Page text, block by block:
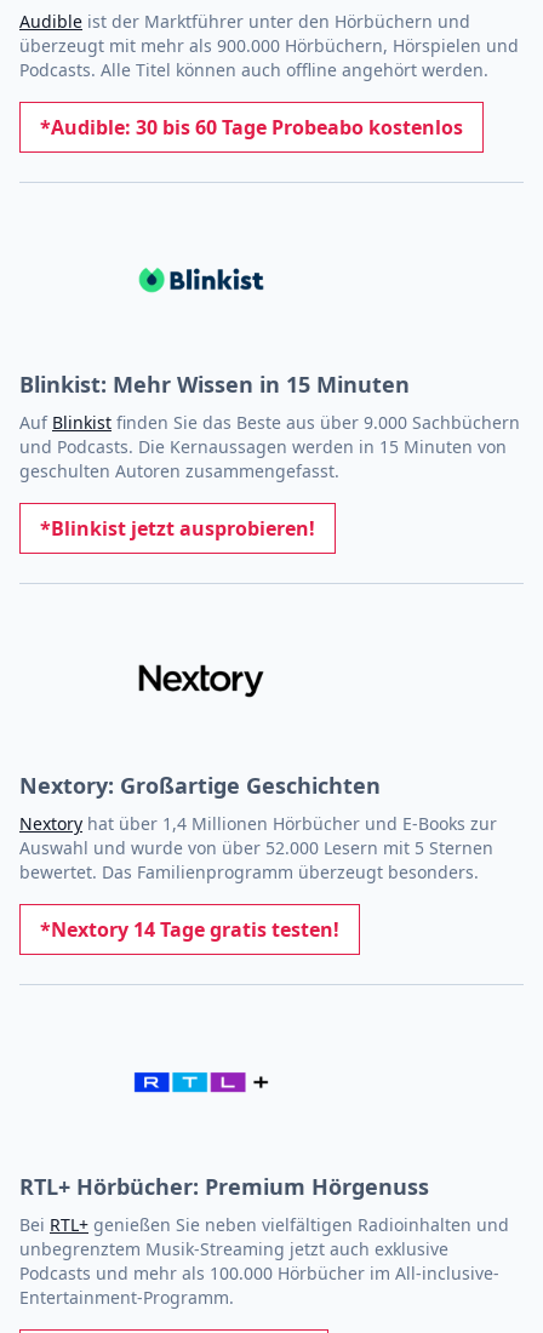
Audible ist der Marktführer unter den Hörbüchern und
überzeugt mit mehr als 900.000 Hörbüchern, Hörspielen und
Podcasts. Alle Titel können auch offline angehört werden.
*Audible: 30 bis 60 Tage Probeabo kostenlos
Blinkist: Mehr Wissen in 15 Minuten
Auf Blinkist finden Sie das Beste aus über 9.000 Sachbüchern
und Podcasts. Die Kernaussagen werden in 15 Minuten von
geschulten Autoren zusammengefasst.
*Blinkist jetzt ausprobieren!
Nextory: Großartige Geschichten
Nextory hat über 1,4 Millionen Hörbücher und E-Books zur
Auswahl und wurde von über 52.000 Lesern mit 5 Sternen
bewertet. Das Familienprogramm überzeugt besonders.
*Nextory 14 Tage gratis testen!
RTL+ Hörbücher: Premium Hörgenuss
Bei RTL+ genießen Sie neben vielfältigen Radioinhalten und
unbegrenztem Musik-Streaming jetzt auch exklusive
Podcasts und mehr als 100.000 Hörbücher im All-inclusive-
Entertainment-Programm.